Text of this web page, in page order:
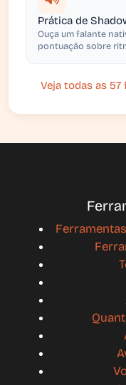
Prática de
Ouça um falante
pontuação sobre
Veja todas as